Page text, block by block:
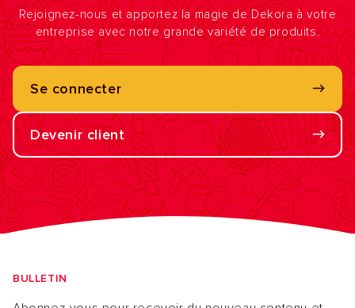
Rejoignez-nous et apportez la magie de Dekora à votre
entreprise avec notre grande variété de produits.
Se connecter
Devenir client
BULLETIN